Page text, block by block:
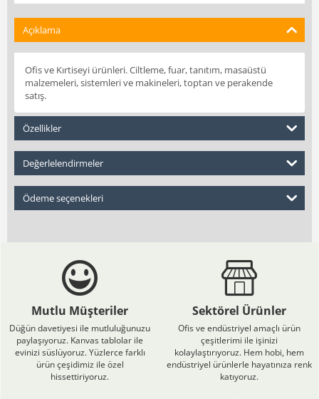
Açıklama
Ofis ve Kırtiseyi ürünleri. Ciltleme, fuar, tanıtım, masaüstü
malzemeleri, sistemleri ve makineleri, toptan ve perakende
satış.
Özellikler
Değerlelendirmeler
Ödeme seçenekleri
Mutlu Müşteriler
Düğün davetiyesi ile mutluluğunuzu
paylaşıyoruz. Kanvas tablolar ile
evinizi süslüyoruz. Yüzlerce farklı
ürün çeşidimiz ile özel
hissettiriyoruz.
Sektörel Ürünler
Ofis ve endüstriyel amaçlı ürün
çeşitlerimi ile işinizi
kolaylaştırıyoruz. Hem hobi, hem
endüstriyel ürünlerle hayatınıza renk
katıyoruz.